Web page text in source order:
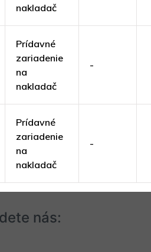
nakladač
Prídavné
zariadenie
na
nakladač
-
Prídavné
zariadenie
na
nakladač
-
nás: